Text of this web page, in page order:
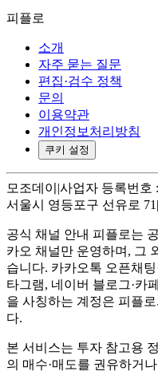
피플로
소개
자주 묻는 질문
편집·검수 정책
문의
이용약관
개인정보처리방침
쿠키 설정
모조데이 |사업자 등록번호
서울시 영등포구 선유로 71|
공식 채널 안내 피플로는
카오 채널만 운영하며, 그
습니다. 카카오톡 오픈채
타그램, 네이버 블로그·카
을 사칭하는 계정은 피플
다.
본 서비스는 투자 참고용
의 매수·매도를 권유하거